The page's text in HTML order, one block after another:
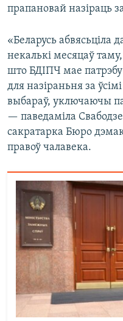
прапановай назіраць
«Беларусь абвясьціла
некалькі месяцаў
што БДІПЧ мае
для назіраньня за
выбараў, уключаючы
— паведаміла Свабодзе
сакратарка Бюро
правоў чалавека.